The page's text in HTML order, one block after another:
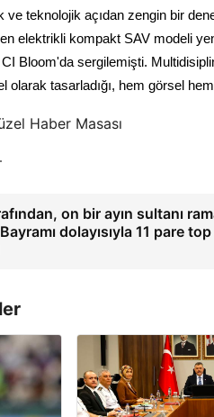
teknolojik açıdan zengin bir
elektrikli kompakt SAV modeli
Bloom'da sergilemişti.
tasarladığı, hem görsel
Haber Masası
on bir ayın sultanı
dolayısıyla 11 pare top